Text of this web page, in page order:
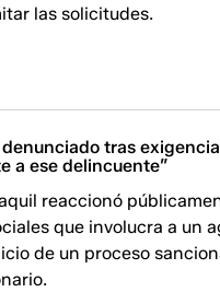
las solicitudes.
tras
a ese delincuente”
reaccionó
que involucra a un
de un proceso